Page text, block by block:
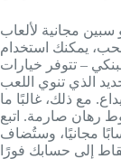
مجانية لألعاب
يمكنك استخدام
– تتوفر خيارات
الذي تنوي اللعب
مع ذلك، غالبًا ما
رهان صارمة. اتبع
مجانيًا، وستُضاف